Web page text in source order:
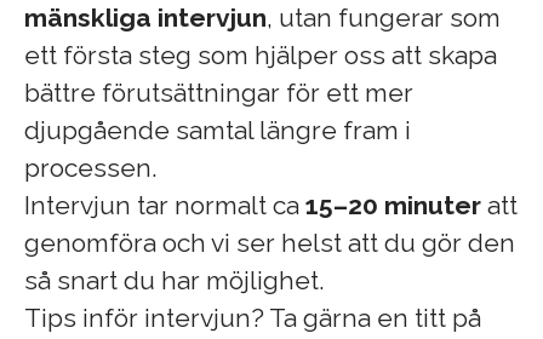
mänskliga intervjun, utan fungerar som
ett första steg som hjälper oss att skapa
bättre förutsättningar för ett mer
djupgående samtal längre fram i
processen.
Intervjun tar normalt ca 15–20 minuter att
genomföra och vi ser helst att du gör den
så snart du har möjlighet.
Tips inför intervjun? Ta gärna en titt på